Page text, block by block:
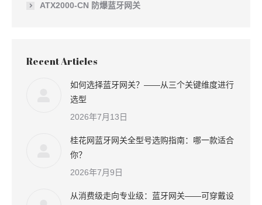
ATX2000-CN 防爆蓝牙网关
Recent Articles
如何选择蓝牙网关？——从三个关键维度进行
选型
2026年7月13日
桂花网蓝牙网关全型号选购指南：哪一款适合
你？
2026年7月9日
从消费级走向专业级：蓝牙网关——可穿戴设